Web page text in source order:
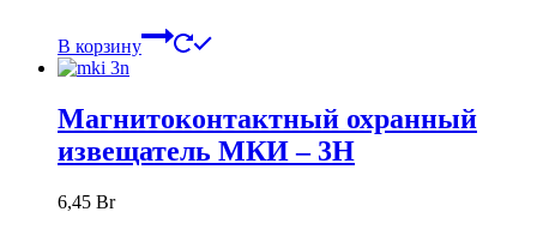
В корзину
Магнитоконтактный охранный
извещатель МКИ – 3Н
6,45 Br